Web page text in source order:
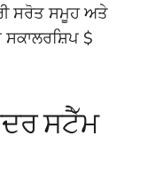
ਸਰੋਤ ਸਮੂਹ ਅਤੇ
$
ਸਟੈੱਮ